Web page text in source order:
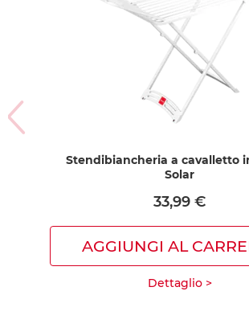
Stendibiancheria a cavalletto
Solar
33,99 €
AGGIUNGI AL
Dettaglio >